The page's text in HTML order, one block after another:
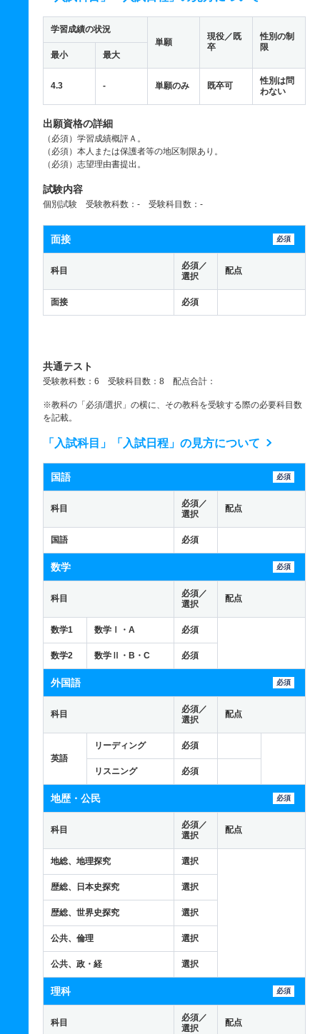
学習成績の状況
単願
現役／既
卒
性別の制
限
最小 最大
4.3 - 単願のみ 既卒可
性別は問
わない
出願資格の詳細
（必須）学習成績概評Ａ。
（必須）本人または保護者等の地区制限あり。
（必須）志望理由書提出。
試験内容
個別試験 受験教科数：- 受験科目数：-
面接 必須
科目
必須／
選択
配点
面接 必須
共通テスト
受験教科数：6 受験科目数：8 配点合計：
※教科の「必須/選択」の横に、その教科を受験する際の必要科目数
を記載。
「入試科目」「入試日程」の見方について
国語 必須
科目
必須／
選択
配点
国語 必須
数学 必須
科目
必須／
選択
配点
数学1 数学Ⅰ・A 必須
数学2 数学Ⅱ・B・C 必須
外国語 必須
科目
必須／
選択
配点
英語
リーディング 必須
リスニング 必須
地歴・公民 必須
科目
必須／
選択
配点
地総、地理探究 選択
歴総、日本史探究 選択
歴総、世界史探究 選択
公共、倫理 選択
公共、政・経 選択
理科 必須
科目
必須／
選択
配点